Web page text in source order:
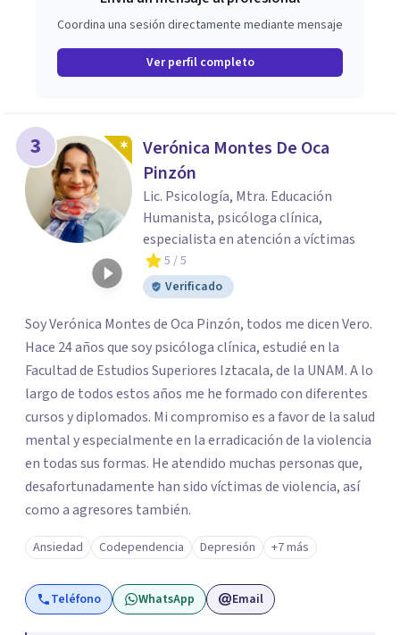
Coordina una sesión directamente mediante mensaje
Ver perfil completo
3
Verónica Montes De Oca
Pinzón
Lic. Psicología, Mtra. Educación
Humanista, psicóloga clínica,
especialista en atención a víctimas
5 / 5
Verificado
Soy Verónica Montes de Oca Pinzón, todos me dicen Vero.
Hace 24 años que soy psicóloga clínica, estudié en la
Facultad de Estudios Superiores Iztacala, de la UNAM. A lo
largo de todos estos años me he formado con diferentes
cursos y diplomados. Mi compromiso es a favor de la salud
mental y especialmente en la erradicación de la violencia
en todas sus formas. He atendido muchas personas que,
desafortunadamente han sido víctimas de violencia, así
como a agresores también.
Ansiedad Codependencia Depresión +7 más
Teléfono WhatsApp Email